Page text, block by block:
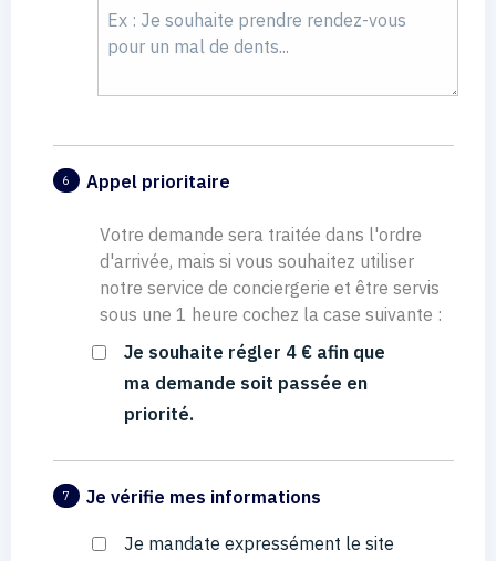
6 Appel prioritaire
Votre demande sera traitée dans l'ordre
d'arrivée, mais si vous souhaitez utiliser
notre service de conciergerie et être servis
sous une 1 heure cochez la case suivante :
Je souhaite régler 4 € afin que
ma demande soit passée en
priorité.
7 Je vérifie mes informations
Je mandate expressément le site